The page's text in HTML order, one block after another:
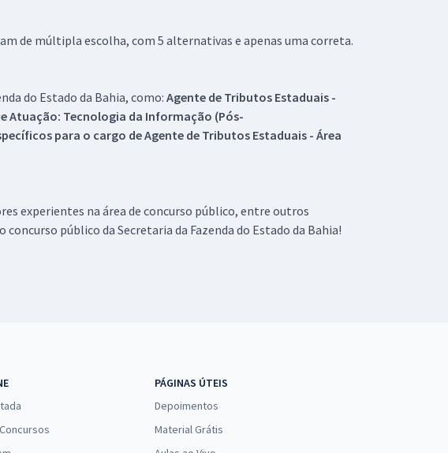
de múltipla escolha, com 5 alternativas e apenas uma correta.
do Estado da Bahia, como: Agente de Tributos Estaduais -
Atuação: Tecnologia da Informação (Pós-
para o cargo de Agente de Tributos Estaduais - Área
experientes na área de concurso público, entre outros
público da Secretaria da Fazenda do Estado da Bahia!
PÁGINAS ÚTEIS
Depoimentos
Material Grátis